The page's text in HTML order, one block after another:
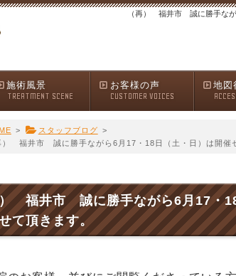
（再） 福井市 誠に勝手なが
施術風景
TREATMENT SCENE
お客様の声
CUSTOMER VOICES
地図
> スタッフブログ >
） 福井市 誠に勝手ながら6月17・18日（土・日）は開催
福井市 誠に勝手ながら6月17・
て頂きます。